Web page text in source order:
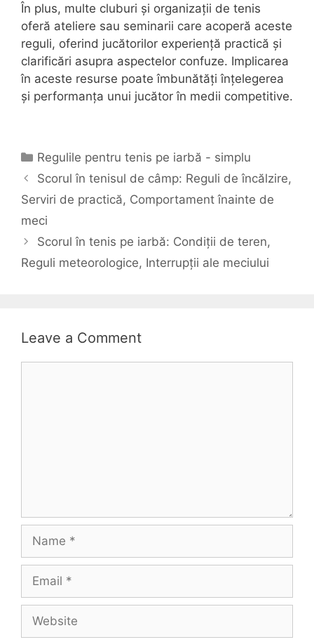
În plus, multe cluburi și organizații de tenis
oferă ateliere sau seminarii care acoperă aceste
reguli, oferind jucătorilor experiență practică și
clarificări asupra aspectelor confuze. Implicarea
în aceste resurse poate îmbunătăți înțelegerea
și performanța unui jucător în medii competitive.
Categories
Regulile pentru tenis pe iarbă - simplu
Scorul în tenisul de câmp: Reguli de încălzire,
Serviri de practică, Comportament înainte de
meci
Scorul în tenis pe iarbă: Condiții de teren,
Reguli meteorologice, Interrupții ale meciului
Leave a Comment
Name
Email
Website